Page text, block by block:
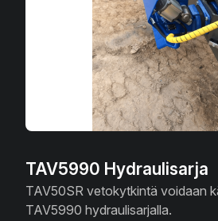
TAV5990 Hydraulisarja
TAV50SR vetokytkintä voidaan
TAV5990 hydraulisarjalla.